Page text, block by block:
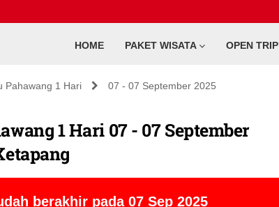
HOME PAKET WISATA OPEN TRIP
Pahawang 1 Hari 07 - 07 September 2025
1 Hari 07 - 07 September
berakhir pada 07 Sep 2025